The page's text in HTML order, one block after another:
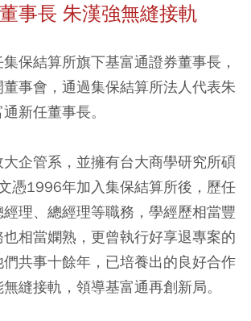
事長 朱漢強無縫接軌
保結算所旗下基富通證券董事長，
事會，通過集保結算所法人代表朱
新任董事長。
企管系，並擁有台大商學研究所碩
憑1996年加入集保結算所後，歷任
理、總經理等職務，學經歷相當豐
相當嫻熟，更曾執行好享退專案的
共事十餘年，已培養出的良好合作
縫接軌，領導基富通再創新局。